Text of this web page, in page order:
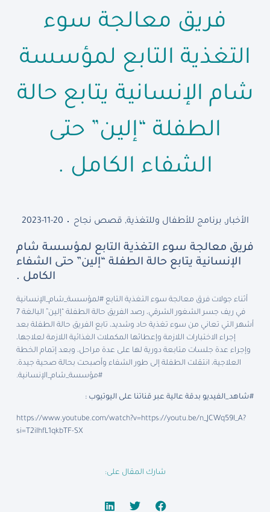
فريق معالجة سوء
التغذية التابع لمؤسسة
شام الإنسانية يتابع حالة
الطفلة “إلين” حتى
الشفاء الكامل .
الأخبار, برنامج للأطفال وللتغذية, قصص نجاح 2023-11-20
فريق معالجة سوء التغذية التابع لمؤسسة شام
الإنسانية يتابع حالة الطفلة “إلين” حتى الشفاء
الكامل .
أثناء جولات فرق معالجة سوء التغذية التابع #لمؤسسة_شام_الإنسانية
في ريف جسر الشغور الشرقي، رصد الفريق حالة الطفلة “إلين” البالغة 7
أشهر التي تعاني من سوء تغذية حاد وشديد، تابع الفريق حالة الطفلة بعد
إجراء الاختبارات اللازمة وإعطائها المكملات الغذائية اللازمة لعلاجها،
وإجراء عدة جلسات متابعة دورية لها على عدة مراحل، وبعد إتمام الخطة
العلاجية، انتقلت الطفلة إلى طور الشفاء وأصبحت بحالة صحية جيدة.
#مؤسسة_شام_الإنسانية.
#شاهد_الفيديو بدقة عالية عبر قناتنا على اليوتيوب :
https://www.youtube.com/watch?v=https://youtu.be/n_JCWq59I_A?
si=T2iIhfL1qkbTF-SX
شارك المقال على: